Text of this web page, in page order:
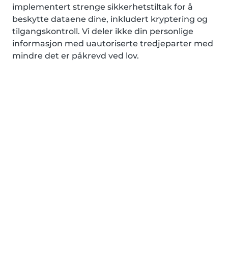
implementert strenge sikkerhetstiltak for å
beskytte dataene dine, inkludert kryptering og
tilgangskontroll. Vi deler ikke din personlige
informasjon med uautoriserte tredjeparter med
mindre det er påkrevd ved lov.